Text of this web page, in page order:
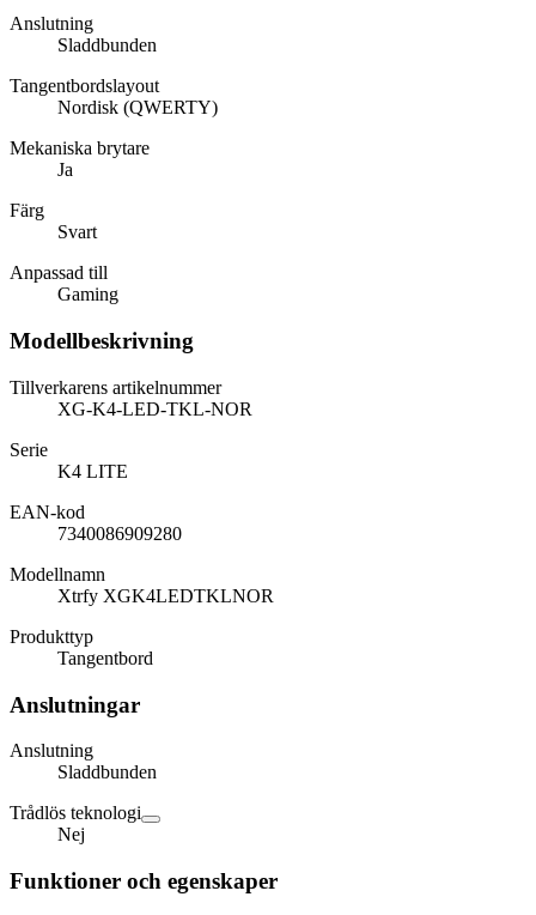
Anslutning
Sladdbunden
Tangentbordslayout
Nordisk (QWERTY)
Mekaniska brytare
Ja
Färg
Svart
Anpassad till
Gaming
Modellbeskrivning
Tillverkarens artikelnummer
XG-K4-LED-TKL-NOR
Serie
K4 LITE
EAN-kod
7340086909280
Modellnamn
Xtrfy XGK4LEDTKLNOR
Produkttyp
Tangentbord
Anslutningar
Anslutning
Sladdbunden
Trådlös teknologi
Nej
Funktioner och egenskaper